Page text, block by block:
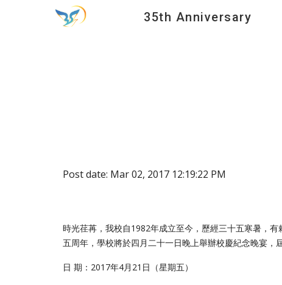
35th Anniversary
Post date: Mar 02, 2017 12:19:22 PM
時光荏苒，我校自1982年成立至今，歷經三十五寒暑，
五周年，學校將於四月二十一日晚上舉辦校慶紀念晚宴
日 期：2017年4月21日（星期五）